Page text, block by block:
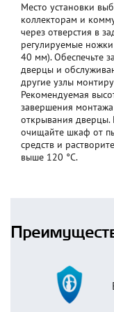
Место установки
коллекторам и
через отверстия в
регулируемые
40 мм). Обеспечьте
дверцы и
другие узлы
Рекомендуемая
завершения монтажа
открывания дверцы.
очищайте шкаф от
средств и
выше 120 °C.